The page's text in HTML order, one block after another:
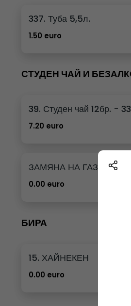
337. Туба 5,5л.
1.50 euro
СТУДЕН ЧАЙ И
39. Студен чай 12бр. -
7.20 euro
0.00 euro
БИРА
15. ХАЙНЕКЕН
0.00 euro